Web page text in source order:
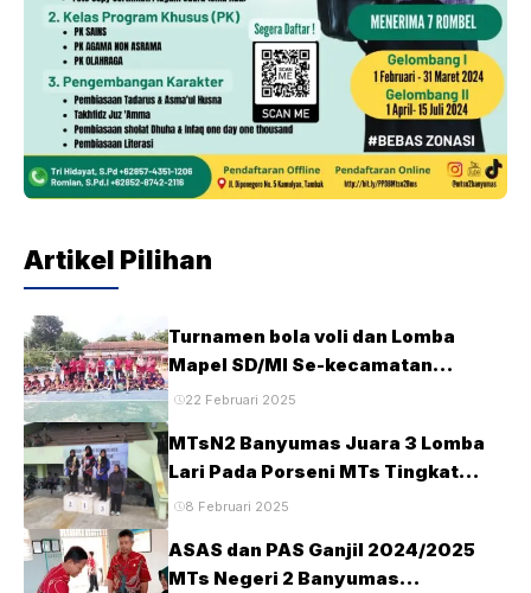
Artikel Pilihan
Turnamen bola voli dan Lomba
Mapel SD/MI Se-kecamatan
Tambak pada HUT Ke-28 MTsN2
22 Februari 2025
MTsN2 Banyumas Juara 3 Lomba
Lari Pada Porseni MTs Tingkat
Kabupaten Banyumas Tahun 2025
8 Februari 2025
ASAS dan PAS Ganjil 2024/2025
MTs Negeri 2 Banyumas